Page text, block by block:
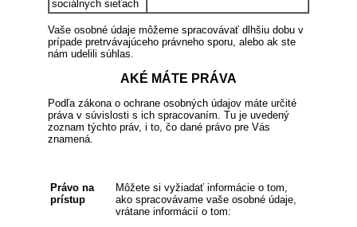
sociálnych sieťach
Vaše osobné údaje môžeme spracovávať dlhšiu dobu v
prípade pretrvávajúceho právneho sporu, alebo ak ste
nám udelili súhlas.
AKÉ MÁTE PRÁVA
Podľa zákona o ochrane osobných údajov máte určité
práva v súvislosti s ich spracovaním. Tu je uvedený
zoznam týchto práv, i to, čo dané právo pre Vás
znamená.
Právo na
prístup
Môžete si vyžiadať informácie o tom,
ako spracovávame vaše osobné údaje,
vrátane informácií o tom: